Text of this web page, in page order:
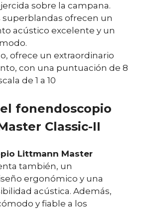
sobre la campana.
superblandas ofrecen un
acústico excelente y un
ofrece un extraordinario
con una puntuación de 8
de 1 a 10
fonendoscopio
Classic-II
Littmann Master
también, un
ergonómico y una
acústica. Además,
y fiable a los